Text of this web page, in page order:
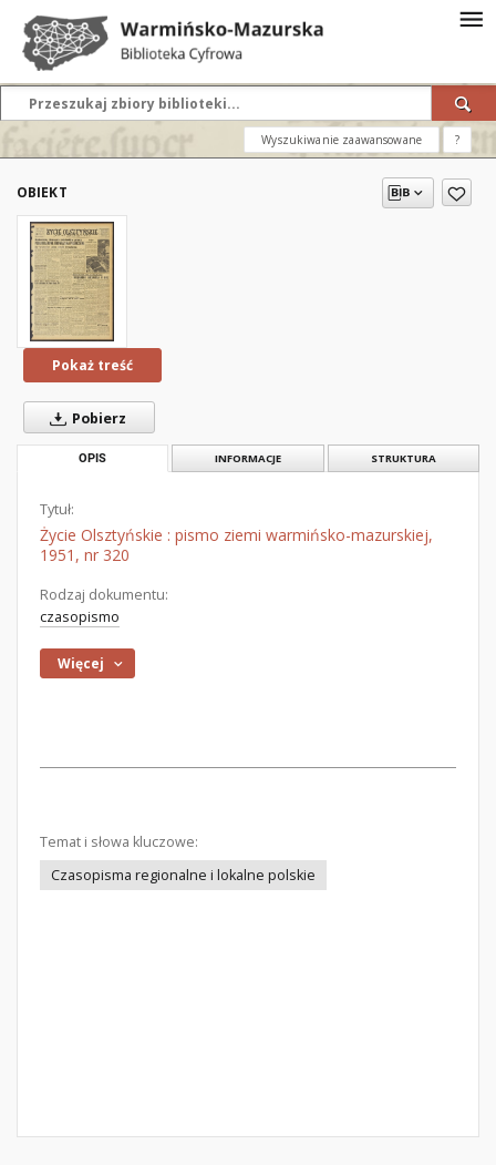
Wyszukiwanie zaawansowane ?
OBIEKT
Pokaż treść
Pobierz
OPIS INFORMACJE STRUKTURA
Tytuł:
Życie Olsztyńskie : pismo ziemi warmińsko-mazurskiej,
1951, nr 320
Rodzaj dokumentu:
czasopismo
Więcej
Temat i słowa kluczowe:
Czasopisma regionalne i lokalne polskie